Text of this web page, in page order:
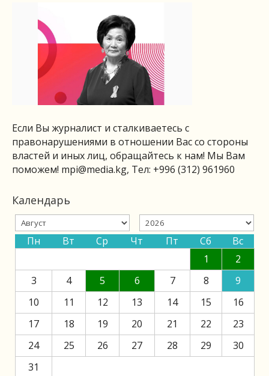
Если Вы журналист и сталкиваетесь с
правонарушениями в отношении Вас со стороны
властей и иных лиц, обращайтесь к нам! Мы Вам
поможем! mpi@media.kg, Тел: +996 (312) 961960
Календарь
Пн Вт Ср Чт Пт Сб
Вс
1
2
3
4 5 6 7 8
9
10
11 12 13 14 15
16
17
18 19 20 21 22
23
24
25 26 27 28 29
30
31